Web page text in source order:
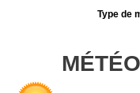
Type de